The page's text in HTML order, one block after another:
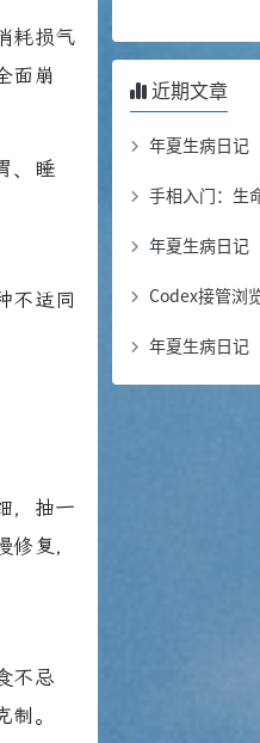
耗损气
面崩
、睡
不适同
，抽一
复，
不忌
。
近期文章
年夏生病日记
手相入门：生
年夏生病日记
Codex接管浏
年夏生病日记